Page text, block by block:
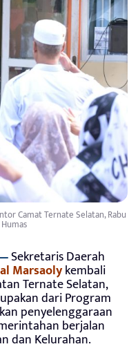
Camat Ternate Selatan, Rabu
Sekretaris Daerah
Marsaolykembali
Ternate Selatan,
dari Program
penyelenggaraan
berjalan
dan Kelurahan.